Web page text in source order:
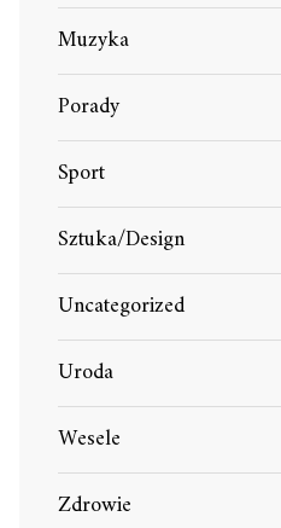
Muzyka
Porady
Sport
Sztuka/Design
Uncategorized
Uroda
Wesele
Zdrowie